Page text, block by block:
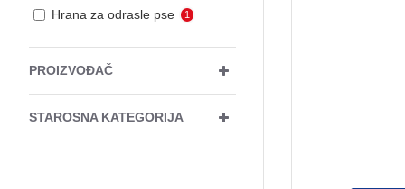
PROIZVOĐAČ
STAROSNA KATEGORIJA
Hrana za odrasle pse 1